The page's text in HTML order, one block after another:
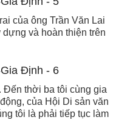
của ông Trần Văn Lai
và hoàn thiện trên
Đến thời ba tôi cùng gia
của Hội Di sản văn
tôi là phải tiếp tục làm